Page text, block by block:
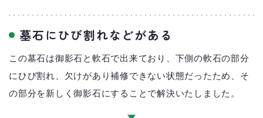
墓石にひび割れなどがある
この墓石は御影石と軟石で出来ており、下側の軟石の部分
にひび割れ、欠けがあり補修できない状態だったため、そ
の部分を新しく御影石にすることで解決いたしました。